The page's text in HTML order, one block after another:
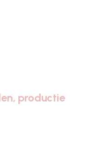
productie